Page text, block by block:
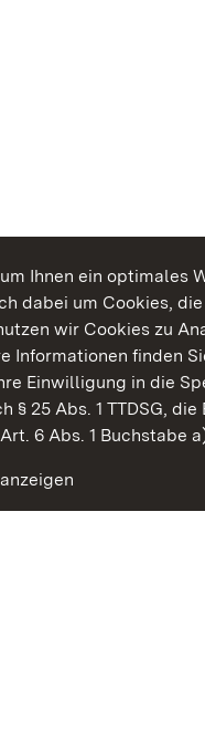
Ihnen ein optimales
dabei um Cookies,
wir Cookies zu
Informationen finden
Einwilligung in die
§ 25 Abs. 1 TTDSG,
6 Abs. 1 Buchstabe